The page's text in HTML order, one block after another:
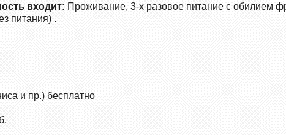
входит: Проживание, 3-х разовое питание с обилием
питания) .
и пр.) бесплатно